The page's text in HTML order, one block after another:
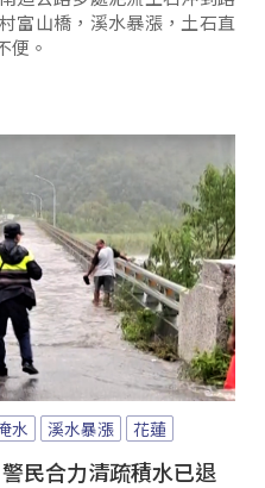
富山橋，溪水暴漲，土石直
便。
水 溪水暴漲 花蓮
民合力清疏積水已退